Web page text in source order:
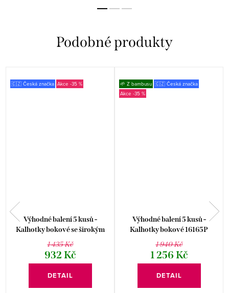
🇨🇿 Česká značka -35 %
Výhodné balení 5 kusů -
Kalhotky bokové se širokým
bokem kolekce Disco 18 16178P
1 435 Kč
932 Kč
DETAIL
🌱 Z bambusu 🇨🇿 Česká značka
-35 %
Výhodné balení 5 kusů -
Kalhotky bokové 16165P
1 940 Kč
1 256 Kč
DETAIL